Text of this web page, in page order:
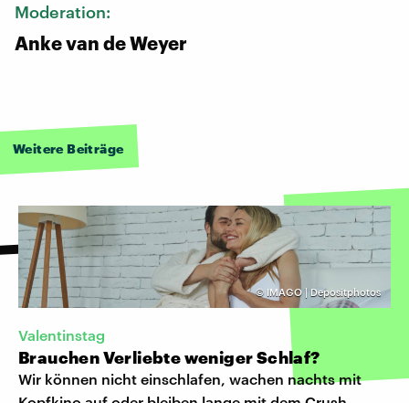
Moderation:
Anke van de Weyer
Weitere Beiträge
© IMAGO | Depositphotos
Valentinstag
Brauchen Verliebte weniger Schlaf?
Wir können nicht einschlafen, wachen nachts mit